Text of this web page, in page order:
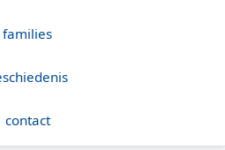
families
contact